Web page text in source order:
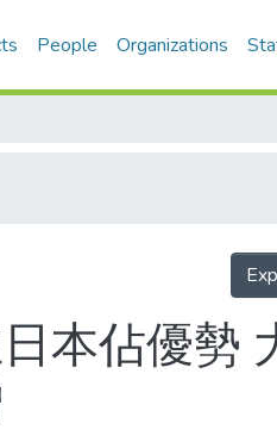
People Organizations
本佔優勢